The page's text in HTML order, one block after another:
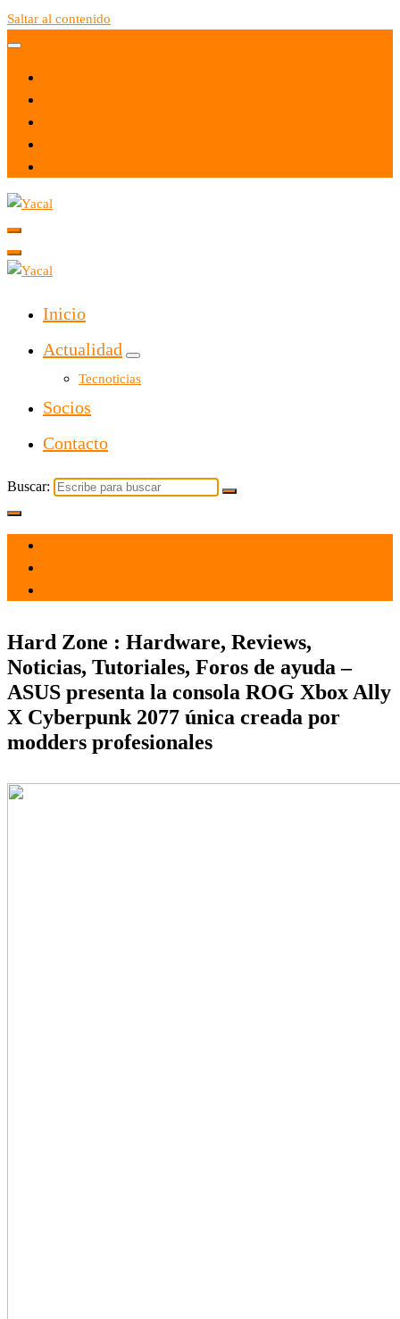
Saltar al contenido
Yacal micro hosting
Inicio
Actualidad
Tecnoticias
Socios
Contacto
Buscar:
Hard Zone : Hardware, Reviews,
Noticias, Tutoriales, Foros de ayuda –
ASUS presenta la consola ROG Xbox Ally
X Cyberpunk 2077 única creada por
modders profesionales